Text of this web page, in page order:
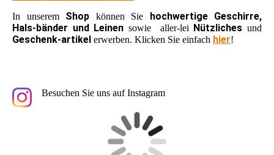
In unserem Shop können Sie hochwertige Geschirre,
Hals-bänder und Leinen sowie aller-lei Nützliches und
Geschenk-artikel erwerben. Klicken Sie einfach hier!
Besuchen Sie uns auf Instagram